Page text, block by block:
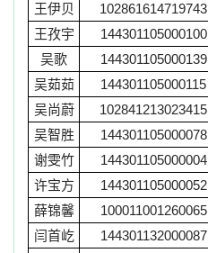
王伊贝
102861614719743
王孜宇
144301105000100
吴歌
144301105000139
吴茹茹
144301105000115
吴尚蔚
102841213023415
吴智胜
144301105000078
谢雯竹
144301105000004
许宝方
144301105000052
薛锦馨
100011001260065
闫首屹
144301132000087